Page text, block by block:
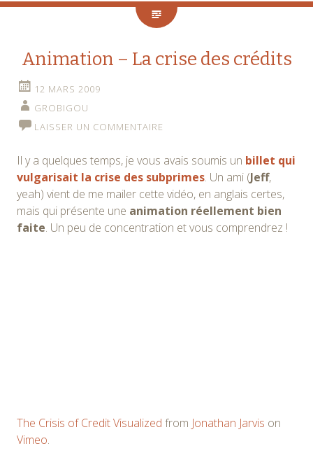
Animation – La crise des crédits
12 MARS 2009
GROBIGOU
LAISSER UN COMMENTAIRE
Il y a quelques temps, je vous avais soumis un billet qui
vulgarisait la crise des subprimes. Un ami (Jeff,
yeah) vient de me mailer cette vidéo, en anglais certes,
mais qui présente une animation réellement bien
faite. Un peu de concentration et vous comprendrez !
The Crisis of Credit Visualized from Jonathan Jarvis on
Vimeo.